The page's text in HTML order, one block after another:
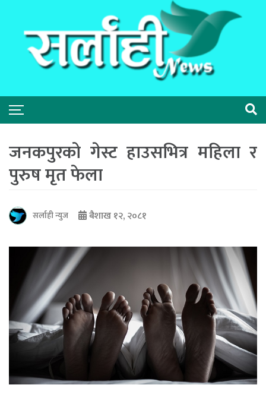
जनकपुरको गेस्ट हाउसभित्र महिला र
पुरुष मृत फेला
सर्लाही न्युज बैशाख १२, २०८१